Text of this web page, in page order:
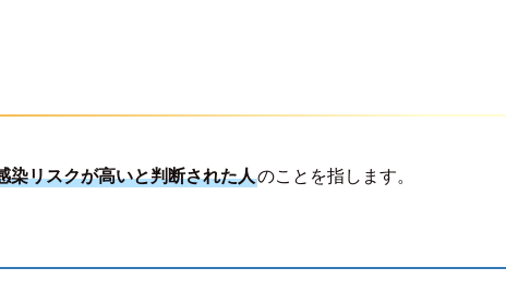
染リスクが高いと判断された人のことを指します。